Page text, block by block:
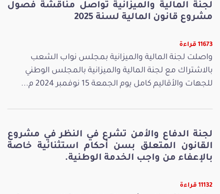
لجنة المالية والميزانية تواصل مناقشة فصول
مشروع قانون المالية لسنة 2025
11673 قراءة
واصلت لجنة المالية والميزانية بمجلس نواب الشعب
بالاشتراك مع لجنة المالية والميزانية بالمجلس الوطني
للجهات والأقاليم كامل يوم الجمعة 15 نوفمبر 2024 م...
لجنة الدفاع والأمن تشرع في النظر في مشروع
القانون المتعلق بسن أحكام استثنائية خاصة
بالإعفاء من واجب الخدمة الوطنية.
11132 قراءة